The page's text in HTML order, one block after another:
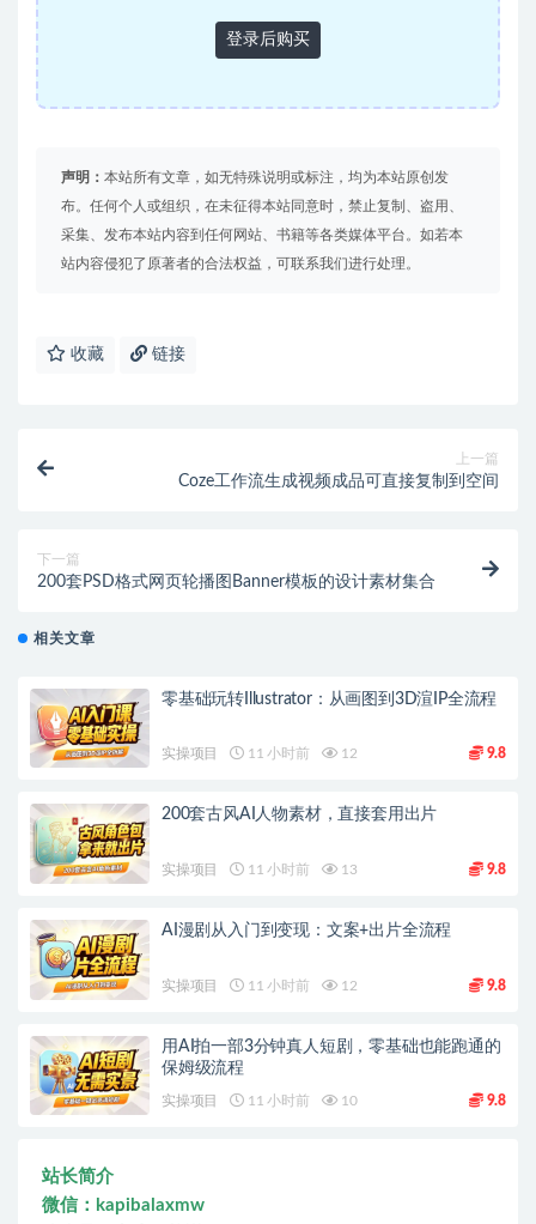
登录后购买
声明： 本站所有文章，如无特殊说明或标注，均为本站原创发
布。任何个人或组织，在未征得本站同意时，禁止复制、盗用、
采集、发布本站内容到任何网站、书籍等各类媒体平台。如若本
站内容侵犯了原著者的合法权益，可联系我们进行处理。
收藏 链接
上一篇
Coze工作流生成视频成品可直接复制到空间
下一篇
200套PSD格式网页轮播图Banner模板的设计素材集合
相关文章
零基础玩转Illustrator：从画图到3D渲IP全流程
实操项目 11 小时前 12 9.8
200套古风AI人物素材，直接套用出片
实操项目 11 小时前 13 9.8
AI漫剧从入门到变现：文案+出片全流程
实操项目 11 小时前 12 9.8
用AI拍一部3分钟真人短剧，零基础也能跑通的
保姆级流程
实操项目 11 小时前 10 9.8
站长简介
微信：kapibalaxmw